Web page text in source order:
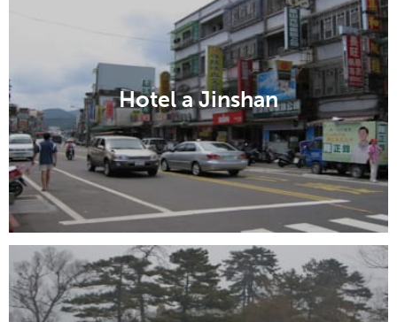
Hotel a Jinshan